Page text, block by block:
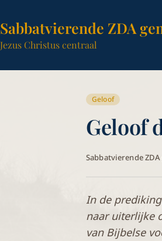
Sabbatvierende ZDA
Jezus Christus centraal
Geloof
Geloof
Sabbatvierende
In de prediking
naar uiterlijke
van Bijbelse